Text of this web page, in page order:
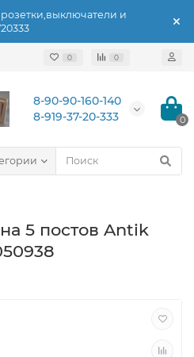
и
0 0
8-90-90-160-140
8-919-37-20-333
0
5 постов Antik